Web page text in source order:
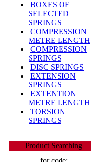
BOXES OF
SELECTED
SPRINGS
COMPRESSION
METRE LENGTH
COMPRESSION
SPRINGS
DISC SPRINGS
EXTENSION
SPRINGS
EXTENTION
METRE LENGTH
TORSION
SPRINGS
Product Searching
for code: